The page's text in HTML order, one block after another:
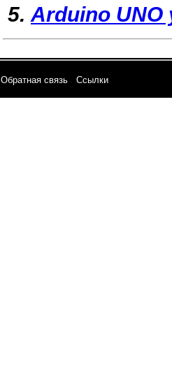
Arduino UNO
Обратная связь Ссылки